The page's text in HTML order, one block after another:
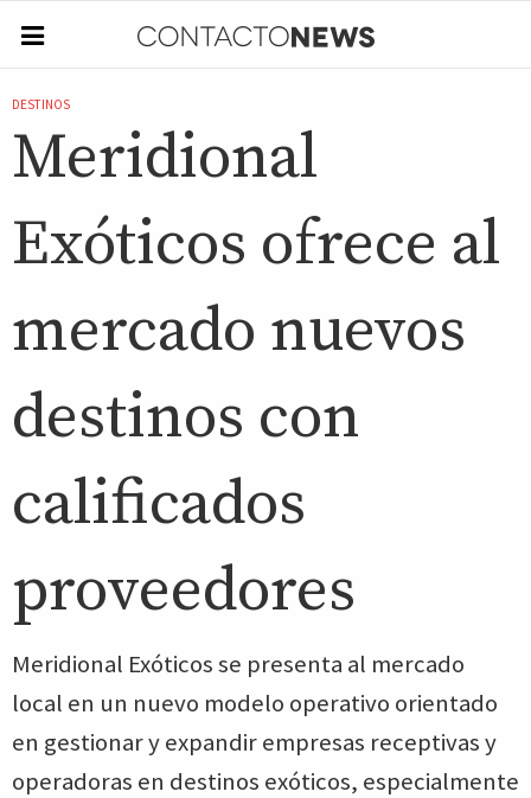
DESTINOS
Meridional
Exóticos ofrece al
mercado nuevos
destinos con
calificados
proveedores
Meridional Exóticos se presenta al mercado
local en un nuevo modelo operativo orientado
en gestionar y expandir empresas receptivas y
operadoras en destinos exóticos, especialmente